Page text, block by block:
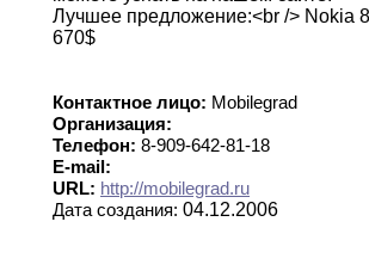
Лучшее предложение:<br /> Nokia
670$
Контактное лицо: Mobilegrad
Организация:
Телефон: 8-909-642-81-18
E-mail:
URL: http://mobilegrad.ru
Дата создания: 04.12.2006